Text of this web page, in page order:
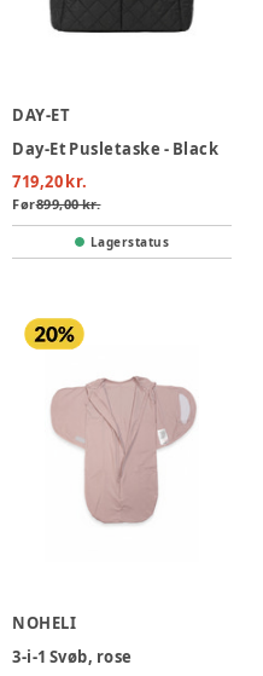
DAY-ET
Day-Et Pusletaske - Black
719,20 kr.
Før899,00 kr.
Lagerstatus
NOHELI
3-i-1 Svøb, rose